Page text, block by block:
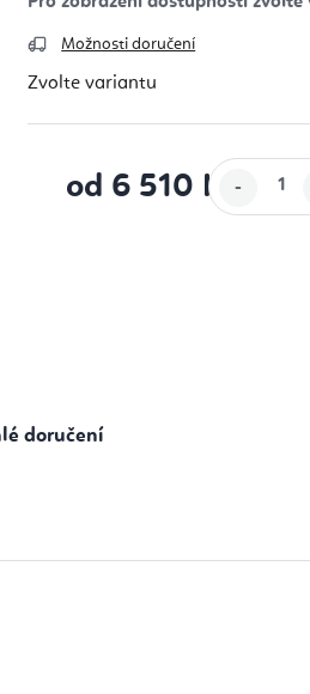
Možnosti doručení
Zvolte variantu
od 6 510 Kč
doručení